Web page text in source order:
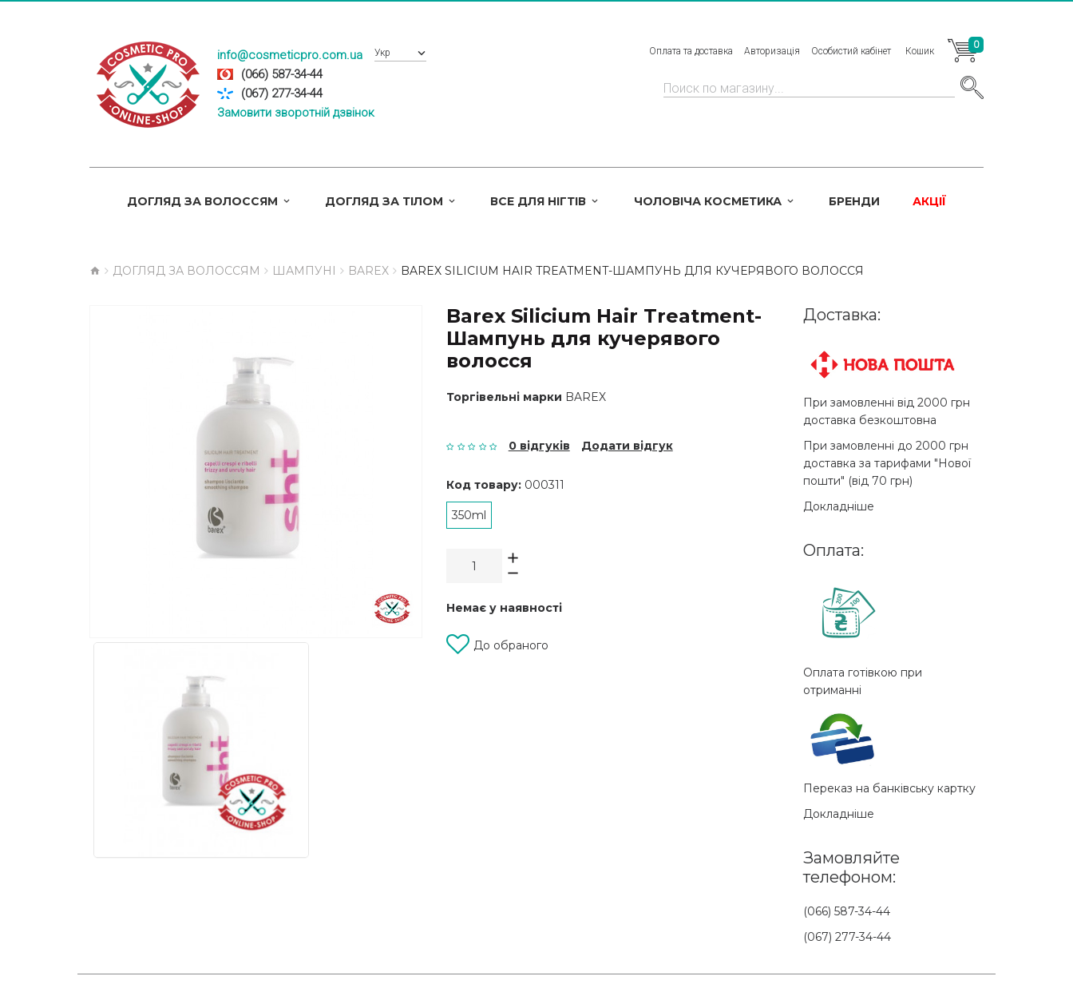
info@cosmeticpro.com.ua
(066) 587-34-44
(067) 277-34-44
Замовити зворотній дзвінок
Укр Кошик
0
Оплата та доставка Авторизація Особистий кабінет
ДОГЛЯД ЗА ВОЛОССЯМ ДОГЛЯД ЗА ТІЛОМ ВСЕ ДЛЯ НІГТІВ ЧОЛОВІЧА КОСМЕТИКА БРЕНДИ АКЦІЇ
ДОГЛЯД ЗА ВОЛОССЯМ ШАМПУНІ BAREX BAREX SILICIUM HAIR TREATMENT-ШАМПУНЬ ДЛЯ КУЧЕРЯВОГО ВОЛОССЯ
Barex Silicium Hair Treatment-
Шампунь для кучерявого
волосся
Торгівельні марки BAREX
0 відгуків Додати відгук
Код товару: 000311
350ml
Немає у наявності
До обраного
Доставка:
При замовленні від 2000 грн
доставка безкоштовна
При замовленні до 2000 грн
доставка за тарифами "Нової
пошти" (від 70 грн)
Докладніше
Оплата:
Оплата готівкою при
отриманні
Переказ на банківську картку
Докладніше
Замовляйте
телефоном:
(066) 587-34-44
(067) 277-34-44